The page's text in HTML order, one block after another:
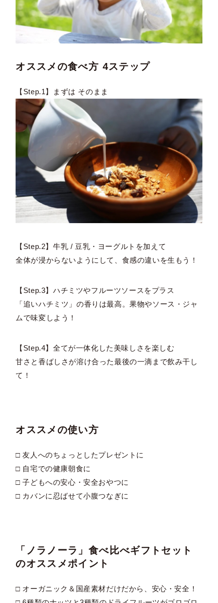
オススメの食べ方 4ステップ
【Step.1】まずは そのまま
【Step.2】牛乳 / 豆乳・ヨーグルトを加えて
全体が浸からないようにして、食感の違いを生もう！
【Step.3】ハチミツやフルーツソースをプラス
「追いハチミツ」の香りは最高。果物やソース・ジャ
ムで味変しよう！
【Step.4】全てが一体化した美味しさを楽しむ
甘さと香ばしさが溶け合った最後の一滴まで飲み干し
て！
オススメの使い方
□ 友人へのちょっとしたプレゼントに
□ 自宅での健康朝食に
□ 子どもへの安心・安全おやつに
□ カバンに忍ばせて小腹つなぎに
「ノラノーラ」食べ比べギフトセット
のオススメポイント
□ オーガニック＆国産素材だけだから、安心・安全！